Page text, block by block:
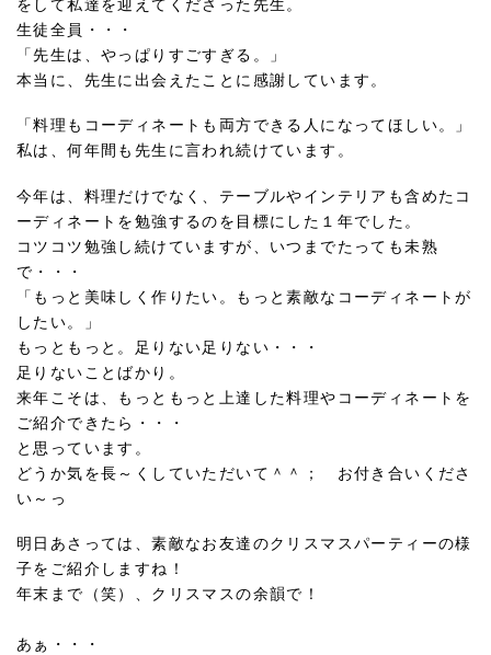
をして私達を迎えてくださった先生。
生徒全員・・・
「先生は、やっぱりすごすぎる。」
本当に、先生に出会えたことに感謝しています。
「料理もコーディネートも両方できる人になってほしい。」
私は、何年間も先生に言われ続けています。
今年は、料理だけでなく、テーブルやインテリアも含めたコ
ーディネートを勉強するのを目標にした１年でした。
コツコツ勉強し続けていますが、いつまでたっても未熟
で・・・
「もっと美味しく作りたい。もっと素敵なコーディネートが
したい。」
もっともっと。足りない足りない・・・
足りないことばかり。
来年こそは、もっともっと上達した料理やコーディネートを
ご紹介できたら・・・
と思っています。
どうか気を長～くしていただいて＾＾； お付き合いくださ
い～っ
明日あさっては、素敵なお友達のクリスマスパーティーの様
子をご紹介しますね！
年末まで（笑）、クリスマスの余韻で！
あぁ・・・